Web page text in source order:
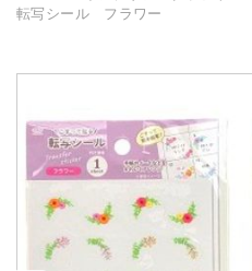
転写シール フラワー